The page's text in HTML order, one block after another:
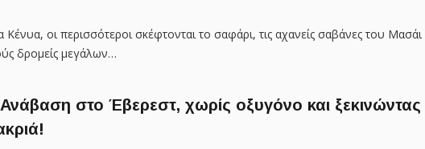
οι περισσότεροι σκέφτονται το σαφάρι, τις αχανείς σαβάνες του Μασάι
δρομείς μεγάλων…
στο Έβερεστ, χωρίς οξυγόνο και ξεκινώντας